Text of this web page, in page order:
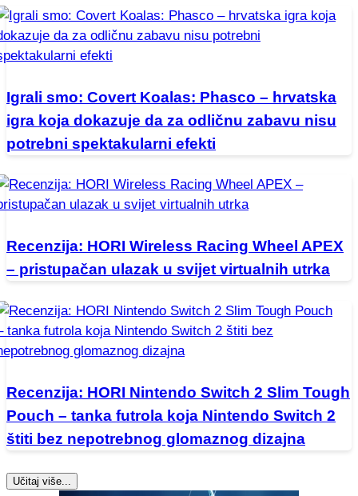
Igrali smo: Covert Koalas: Phasco – hrvatska
igra koja dokazuje da za odličnu zabavu nisu
potrebni spektakularni efekti
Recenzija: HORI Wireless Racing Wheel APEX
– pristupačan ulazak u svijet virtualnih utrka
Recenzija: HORI Nintendo Switch 2 Slim Tough
Pouch – tanka futrola koja Nintendo Switch 2
štiti bez nepotrebnog glomaznog dizajna
Učitaj više...